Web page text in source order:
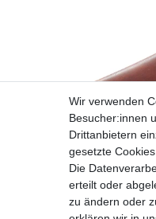
Wir verwenden
Besucher:innen
Drittanbietern
gesetzte
Die
erteilt oder
zu ändern oder